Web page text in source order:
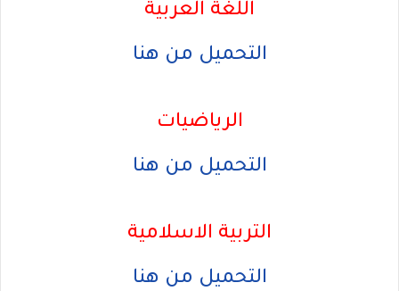
اللغة العربية
التحميل من هنا
الرياضيات
التحميل من هنا
التربية الاسلامية
التحميل من هنا